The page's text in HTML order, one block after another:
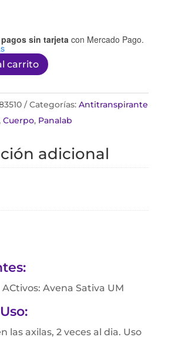
pagos sin tarjetacon Mercado Pago.
carrito
Categorías: Antitranspirante
Cuerpo, Panalab
adicional
Avena Sativa UM
las axilas, 2 veces al dia. Uso